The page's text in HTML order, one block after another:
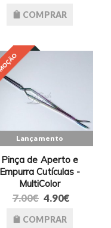
COMPRAR
Lançamento
Pinça de Aperto e
Empurra Cutículas -
MultiColor
7.00€ 4.90€
COMPRAR